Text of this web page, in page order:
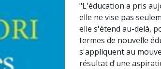
"L'éducation a pris
elle ne vise pas
elle s'étend au-delà,
termes de nouvelle
s'appliquent au
résultat d'une